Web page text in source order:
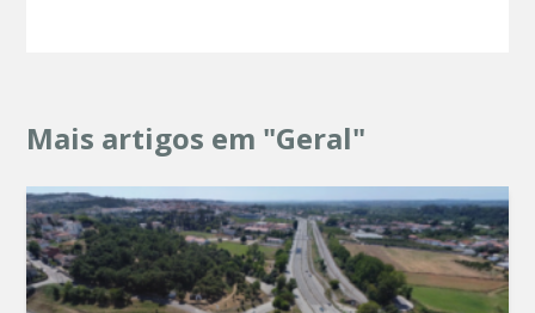
Mais artigos em "Geral"